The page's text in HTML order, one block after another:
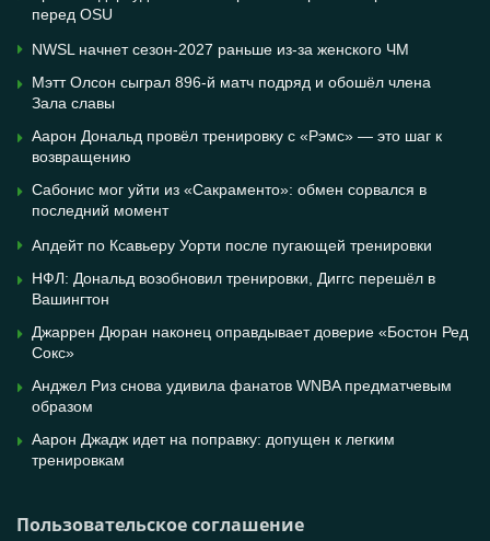
перед OSU
NWSL начнет сезон-2027 раньше из-за женского ЧМ
Мэтт Олсон сыграл 896-й матч подряд и обошёл члена
Зала славы
Аарон Дональд провёл тренировку с «Рэмс» — это шаг к
возвращению
Сабонис мог уйти из «Сакраменто»: обмен сорвался в
последний момент
Апдейт по Ксавьеру Уорти после пугающей тренировки
НФЛ: Дональд возобновил тренировки, Диггс перешёл в
Вашингтон
Джаррен Дюран наконец оправдывает доверие «Бостон Ред
Сокс»
Анджел Риз снова удивила фанатов WNBA предматчевым
образом
Аарон Джадж идет на поправку: допущен к легким
тренировкам
Пользовательское соглашение